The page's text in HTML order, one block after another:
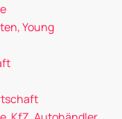
Young